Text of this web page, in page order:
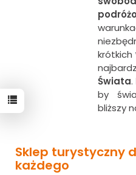
krótkich
Świata.
by
bliższy
Sklep turystyczny
każdego